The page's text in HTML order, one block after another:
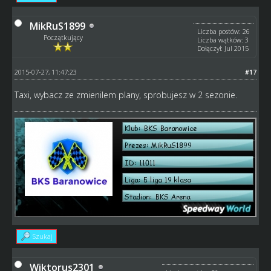
MikRuS1899
Początkujący
Liczba postów: 26
Liczba wątków: 3
Dołączył: Jul 2015
#17
2015-07-27, 11:47:23
Taxi, wybacz ze zmienilem plany, sprobujesz w 2 sezonie.
Szukaj
Wiktorus2301